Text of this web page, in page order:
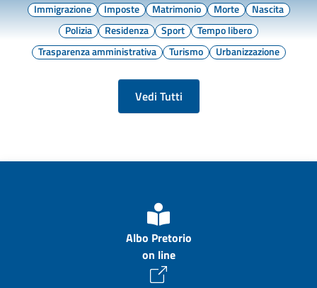
Immigrazione
Imposte Matrimonio Morte
Nascita
Polizia
Residenza Sport
Tempo libero
Trasparenza amministrativa
Turismo Urbanizzazione
Vedi Tutti
Albo Pretorio
on line